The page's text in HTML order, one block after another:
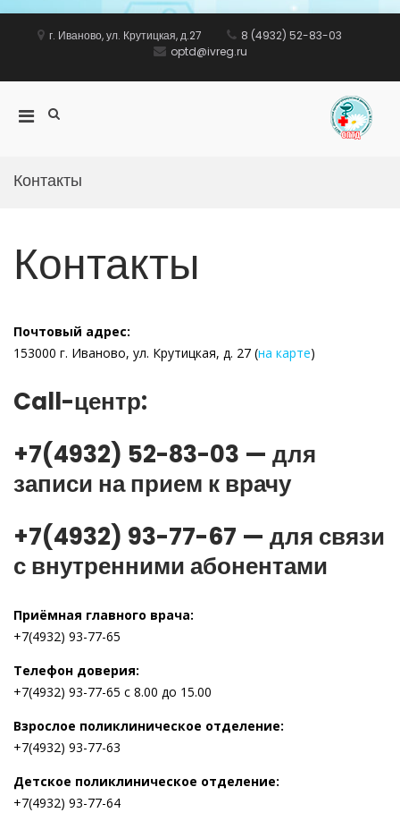
г. Иваново, ул. Крутицкая, д.27
8 (4932) 52-83-03
optd@ivreg.ru
Показать
Основное
мобильных
Контакты
Контакты
Почтовый адрес:
153000 г. Иваново, ул. Крутицкая, д. 27 (на карте)
Call-центр:
+7(4932) 52-83-03 — для
записи на прием к врачу
+7(4932) 93-77-67 — для связи
с внутренними абонентами
Приёмная главного врача:
+7(4932) 93-77-65
Телефон доверия:
+7(4932) 93-77-65 с 8.00 до 15.00
Взрослое поликлиническое отделение:
+7(4932) 93-77-63
Детское поликлиническое отделение:
+7(4932) 93-77-64